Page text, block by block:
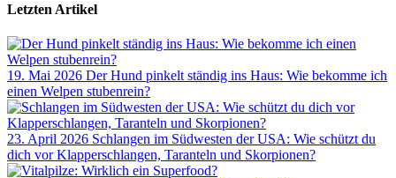
Letzten Artikel
19. Mai 2026 Der Hund pinkelt ständig ins Haus: Wie bekomme ich
einen Welpen stubenrein?
23. April 2026 Schlangen im Südwesten der USA: Wie schützt du
dich vor Klapperschlangen, Taranteln und Skorpionen?